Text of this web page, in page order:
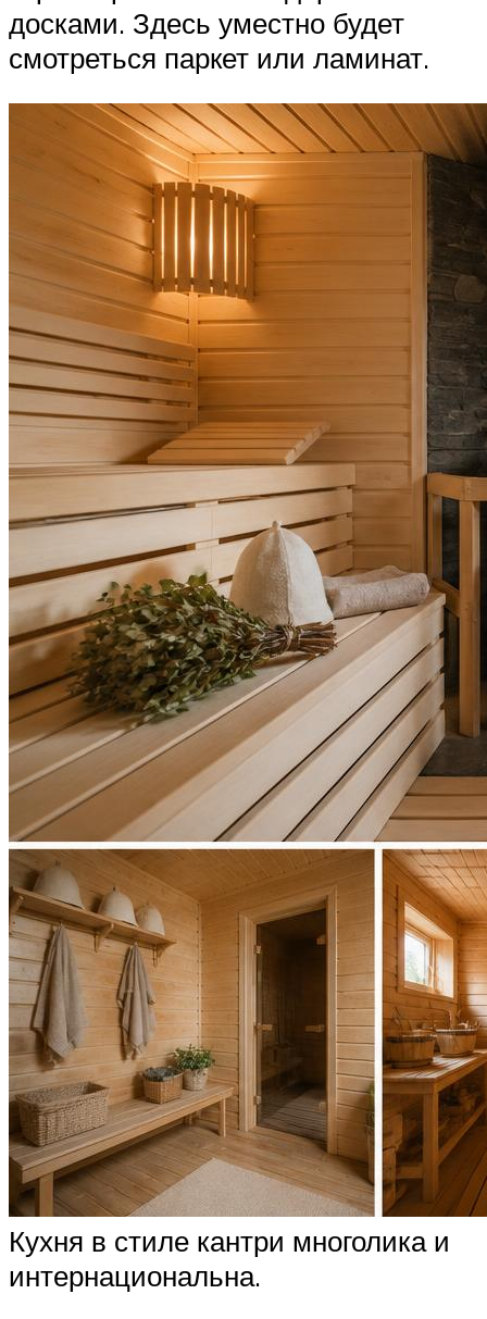
досками. Здесь уместно будет
смотреться паркет или ламинат.
Кухня в стиле кантри многолика и
интернациональна.